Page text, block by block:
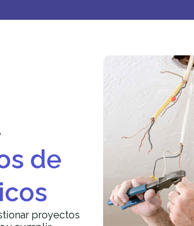
de
proyectos